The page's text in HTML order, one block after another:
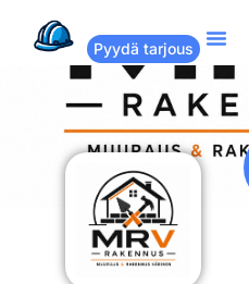
Pyydä tarjous